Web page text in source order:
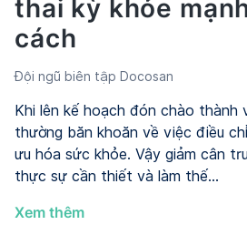
thai kỳ khỏe
cách
Đội ngũ biên tập Docosan
Khi lên kế hoạch đón chào thành
thường băn khoăn về việc điều
ưu hóa sức khỏe. Vậy giảm cân
thực sự cần thiết và làm thế…
Xem thêmGiảm